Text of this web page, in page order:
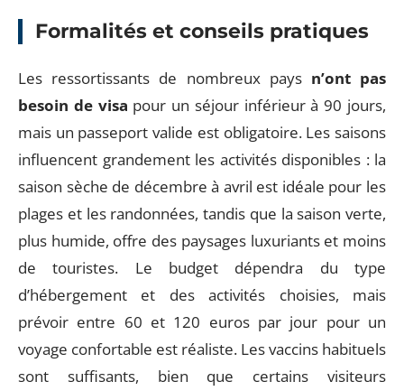
Formalités et conseils pratiques
Les ressortissants de nombreux pays n’ont pas
besoin de visa pour un séjour inférieur à 90 jours,
mais un passeport valide est obligatoire. Les saisons
influencent grandement les activités disponibles : la
saison sèche de décembre à avril est idéale pour les
plages et les randonnées, tandis que la saison verte,
plus humide, offre des paysages luxuriants et moins
de touristes. Le budget dépendra du type
d’hébergement et des activités choisies, mais
prévoir entre 60 et 120 euros par jour pour un
voyage confortable est réaliste. Les vaccins habituels
sont suffisants, bien que certains visiteurs